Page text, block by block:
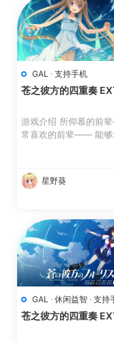
GAL · 支持手机
苍之彼方的四重奏
游戏介绍 所仰慕的前
常喜欢的前辈―― 能够
心烦恼，一起努力的志
星野葵
GAL · 休闲益智 · 支持
苍之彼方的四重奏